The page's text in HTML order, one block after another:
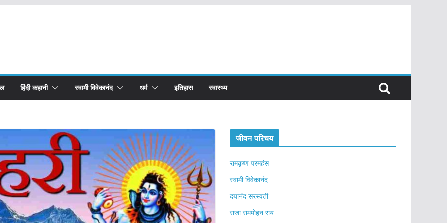
हिंदी कहानी स्वामी विवेकानंद धर्म इतिहास स्वास्थ्य
जीवन परिचय
रामकृष्ण परमहंस
स्वामी विवेकानंद
दयानंद सरस्वती
राजा राममोहन राय